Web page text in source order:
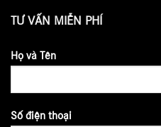
TƯ VẤN MIỄN PHÍ
Họ và Tên
Số điện thoại